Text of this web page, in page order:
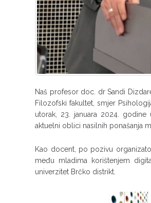
Naš profesor doc. dr Sandi
Filozofski fakultet, smjer
utorak, 23. januara 2024.
aktuelni oblici nasilnih ponašanja
Kao docent, po pozivu
među mladima korištenjem
univerzitet Brčko distrikt.